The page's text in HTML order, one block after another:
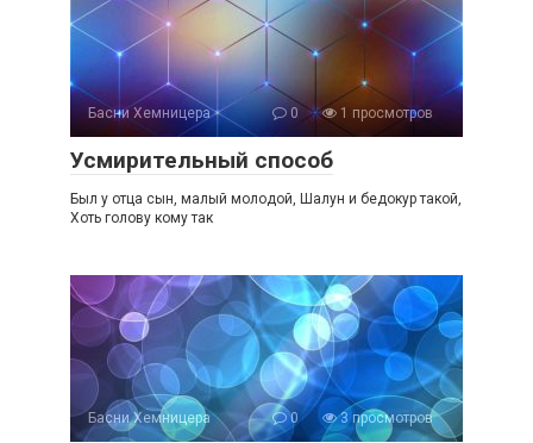
Басни Хемницера 0 1 просмотров
Усмирительный способ
Был у отца сын, малый молодой, Шалун и бедокур такой,
Хоть голову кому так
Басни Хемницера 0 3 просмотров